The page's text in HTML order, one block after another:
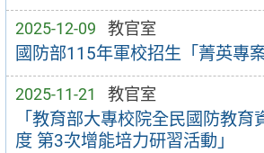
2025-12-09 教官室
國防部115年軍校招生「菁英專
2025-11-21 教官室
「教育部大專校院全民國防教
度 第3次增能培力研習活動」